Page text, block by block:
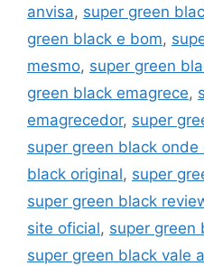
anvisa, super green
green black e bom,
mesmo, super green
green black emagrece,
emagrecedor, super
super green black onde
black original, super
super green black
site oficial, super green
super green black vale